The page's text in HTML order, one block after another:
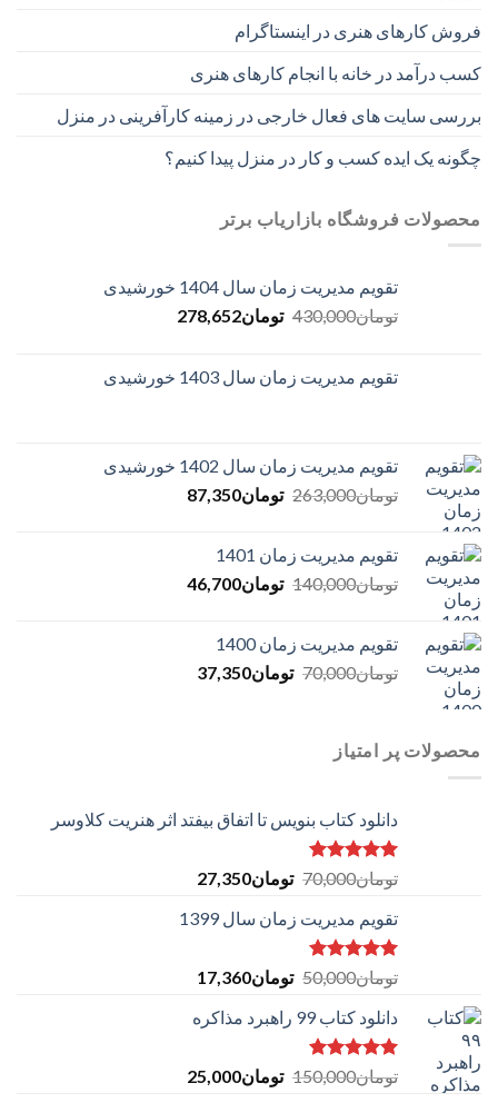
فروش کارهای هنری در اینستاگرام
کسب درآمد در خانه با انجام کارهای هنری
بررسی سایت های فعال خارجی در زمینه کارآفرینی در منزل
چگونه یک ایده کسب و کار در منزل پیدا کنیم؟
محصولات فروشگاه بازاریاب برتر
تقویم مدیریت زمان سال 1404 خورشیدی
تومان430,000
Original
تومان430,000.
تومان278,652
Current
تومان278,652.
تقویم مدیریت زمان سال 1403 خورشیدی
تقویم مدیریت زمان سال 1402 خورشیدی
تومان263,000
Original
تومان263,000.
تومان87,350
Current
تقویم مدیریت زمان 1401
تومان140,000
Original
تومان140,000.
تومان46,700
Current
تقویم مدیریت زمان 1400
تومان70,000
Original
تومان37,350
Current
محصولات پر امتیاز
دانلود کتاب بنویس تا اتفاق بیفتد اثر هنریت کلاوسر
امتیاز5.00
از 5
تومان70,000
Original
was:
تومان27,350
Current
is:
تقویم مدیریت زمان سال 1399
امتیاز5.00
از 5
تومان50,000
Original
was:
تومان17,360
Current
دانلود کتاب 99 راهبرد مذاکره
امتیاز5.00
از 5
تومان150,000
Original
تومان25,000
Current